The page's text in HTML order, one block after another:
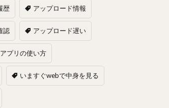
歴 アップロード情報
認 アップロード遅い
アプリの使い方
いますぐwebで中身を見る